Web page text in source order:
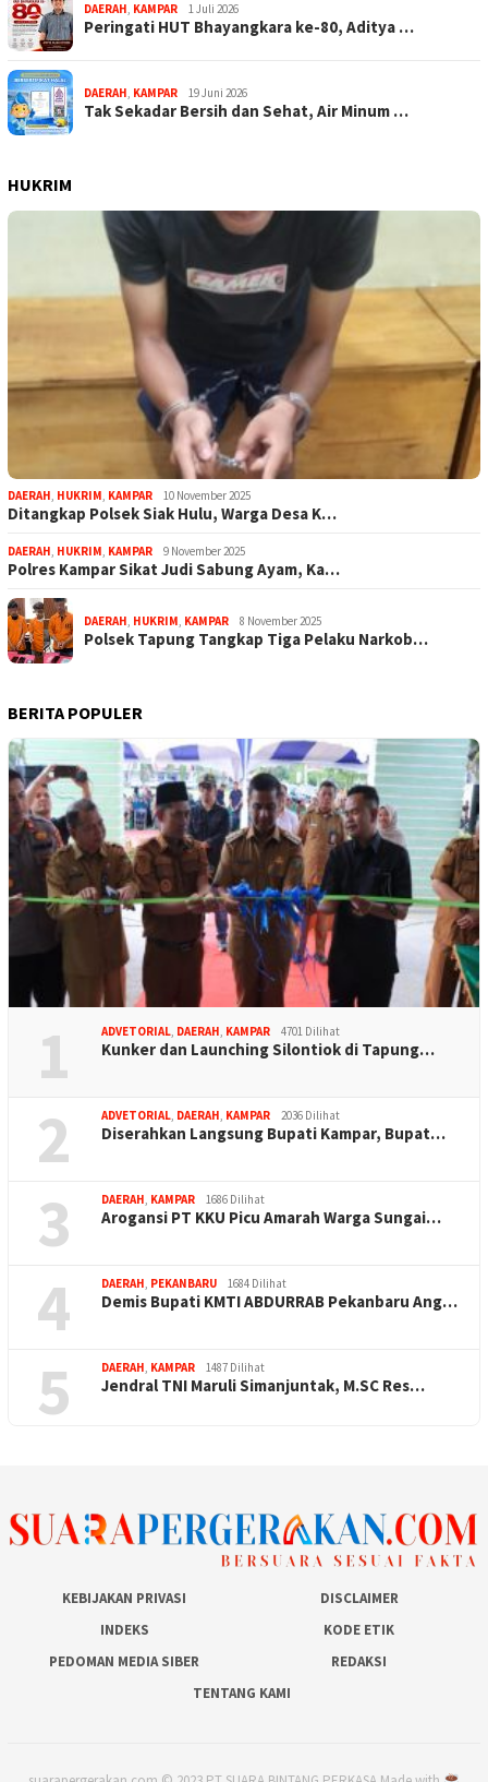
DAERAH, KAMPAR 1 Juli 2026
Peringati HUT Bhayangkara ke-80, Aditya …
DAERAH, KAMPAR 19 Juni 2026
Tak Sekadar Bersih dan Sehat, Air Minum …
HUKRIM
DAERAH, HUKRIM, KAMPAR 10 November 2025
Ditangkap Polsek Siak Hulu, Warga Desa K…
DAERAH, HUKRIM, KAMPAR 9 November 2025
Polres Kampar Sikat Judi Sabung Ayam, Ka…
DAERAH, HUKRIM, KAMPAR 8 November 2025
Polsek Tapung Tangkap Tiga Pelaku Narkob…
BERITA POPULER
1 ADVETORIAL, DAERAH, KAMPAR 4701 Dilihat
Kunker dan Launching Silontiok di Tapung…
2 ADVETORIAL, DAERAH, KAMPAR 2036 Dilihat
Diserahkan Langsung Bupati Kampar, Bupat…
3 DAERAH, KAMPAR 1686 Dilihat
Arogansi PT KKU Picu Amarah Warga Sungai…
4 DAERAH, PEKANBARU 1684 Dilihat
Demis Bupati KMTI ABDURRAB Pekanbaru Ang…
5 DAERAH, KAMPAR 1487 Dilihat
Jendral TNI Maruli Simanjuntak, M.SC Res…
KEBIJAKAN PRIVASI
DISCLAIMER
INDEKS
KODE ETIK
PEDOMAN MEDIA SIBER
REDAKSI
TENTANG KAMI